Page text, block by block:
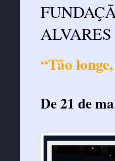
“Tão
De 21 de